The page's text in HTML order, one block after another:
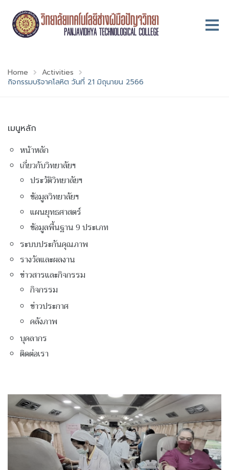
Home
Activities
กิจกรรมบริจาคโลหิต วันที่ 21 มิถุนายน 2566
เมนูหลัก
หน้าหลัก
เกี่ยวกับวิทยาลัยฯ
ประวัติวิทยาลัยฯ
ข้อมูลวิทยาลัยฯ
แผนยุทธศาสตร์
ข้อมูลพื้นฐาน 9 ประเภท
ระบบประกันคุณภาพ
รางวัลและผลงาน
ข่าวสารและกิจกรรม
กิจกรรม
ข่าวประกาศ
คลังภาพ
บุคลากร
ติดต่อเรา